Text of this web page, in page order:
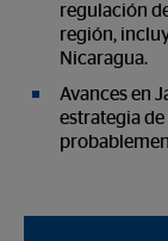
regulación
región,
Nicaragua.
Avances en
estrategia